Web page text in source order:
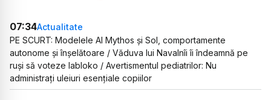
07:34Actualitate
PE SCURT: Modelele AI Mythos și Sol, comportamente
autonome și înșelătoare / Văduva lui Navalnîi îi îndeamnă pe
ruși să voteze Iabloko / Avertismentul pediatrilor: Nu
administrați uleiuri esențiale copiilor